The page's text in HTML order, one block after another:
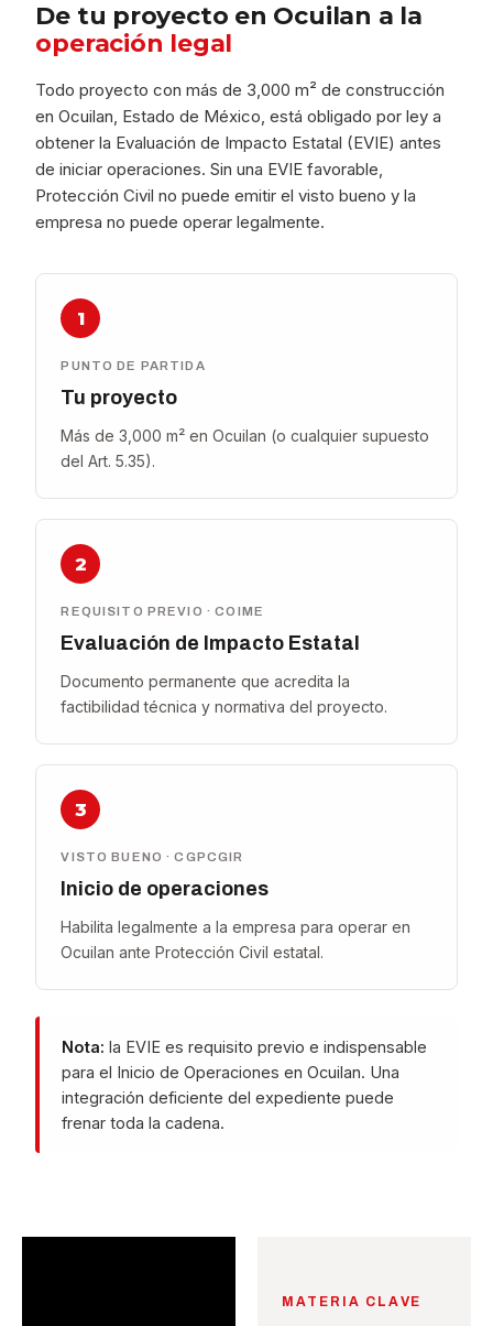
De tu proyecto en Ocuilan a la
operación legal
Todo proyecto con más de 3,000 m² de construcción
en Ocuilan, Estado de México, está obligado por ley a
obtener la Evaluación de Impacto Estatal (EVIE) antes
de iniciar operaciones. Sin una EVIE favorable,
Protección Civil no puede emitir el visto bueno y la
empresa no puede operar legalmente.
1
PUNTO DE PARTIDA
Tu proyecto
Más de 3,000 m² en Ocuilan (o cualquier supuesto
del Art. 5.35).
2
REQUISITO PREVIO · COIME
Evaluación de Impacto Estatal
Documento permanente que acredita la
factibilidad técnica y normativa del proyecto.
3
VISTO BUENO · CGPCGIR
Inicio de operaciones
Habilita legalmente a la empresa para operar en
Ocuilan ante Protección Civil estatal.
Nota: la EVIE es requisito previo e indispensable
para el Inicio de Operaciones en Ocuilan. Una
integración deficiente del expediente puede
frenar toda la cadena.
MATERIA CLAVE